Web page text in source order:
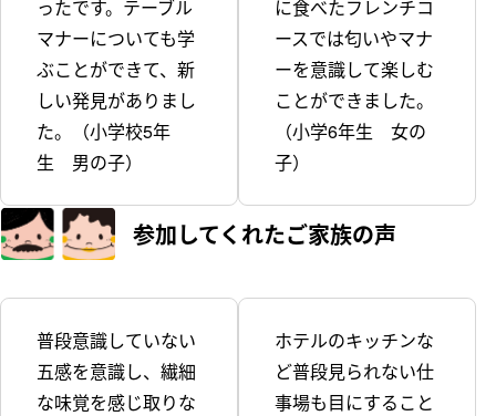
ったです。テーブル
マナーについても学
ぶことができて、新
しい発見がありまし
た。（小学校5年
生 男の子）
に食べたフレンチコ
ースでは匂いやマナ
ーを意識して楽しむ
ことができました。
（小学6年生 女の
子）
参加してくれたご家族の声
普段意識していない
五感を意識し、繊細
な味覚を感じ取りな
ホテルのキッチンな
ど普段見られない仕
事場も目にすること